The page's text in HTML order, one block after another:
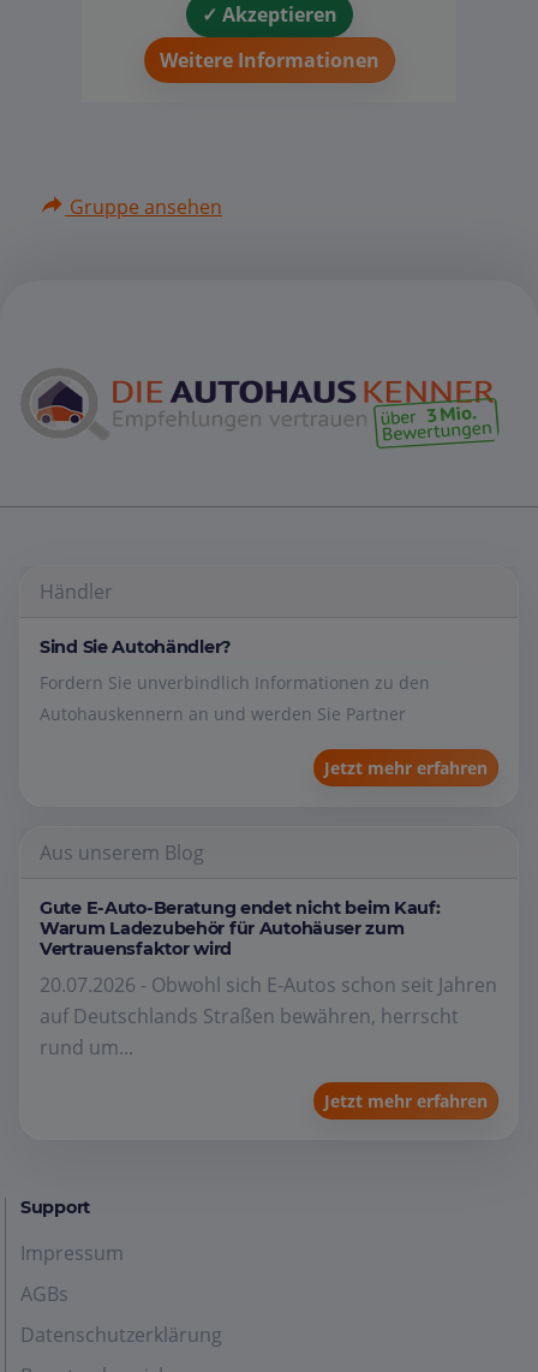
✓ Akzeptieren
Weitere Informationen
Gruppe ansehen
Händler
Sind Sie Autohändler?
Fordern Sie unverbindlich Informationen zu den
Autohauskennern an und werden Sie Partner
Jetzt mehr erfahren
Aus unserem Blog
Gute E-Auto-Beratung endet nicht beim Kauf:
Warum Ladezubehör für Autohäuser zum
Vertrauensfaktor wird
20.07.2026 - Obwohl sich E-Autos schon seit Jahren
auf Deutschlands Straßen bewähren, herrscht
rund um...
Jetzt mehr erfahren
Support
Impressum
AGBs
Datenschutzerklärung